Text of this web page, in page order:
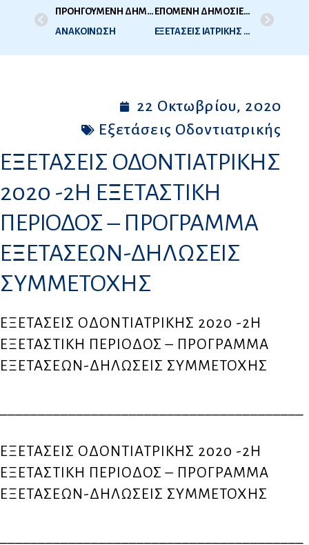
ΠΡΟΗΓΟΥΜΕΝΗ ΔΗΜΟΣΙΕΥΣΗ
ΑΝΑΚΟΙΝΩΣΗ
ΕΠΟΜΕΝΗ ΔΗΜΟΣΙΕΥΣΗ
ΕΞΕΤΑΣΕΙΣ ΙΑΤΡΙΚΗΣ 2020 -2Η ΕΞΕΤΑΣΤΙΚΗ ΠΕΡΙΟΔΟΣ ΠΡΟΓΡΑΜΜΑ ΕΞΕΤΑΣΕΩΝ- ΔΗΛΩΣΕΙΣ ΣΥΜΜΕΤΟΧΗΣ
22 Οκτωβρίου, 2020
Εξετάσεις Οδοντιατρικής
ΕΞΕΤΑΣΕΙΣ ΟΔΟΝΤΙΑΤΡΙΚΗΣ
2020 -2Η ΕΞΕΤΑΣΤΙΚΗ
ΠΕΡΙΟΔΟΣ – ΠΡΟΓΡΑΜΜΑ
ΕΞΕΤΑΣΕΩΝ-ΔΗΛΩΣΕΙΣ
ΣΥΜΜΕΤΟΧΗΣ
ΕΞΕΤΑΣΕΙΣ ΟΔΟΝΤΙΑΤΡΙΚΗΣ 2020 -2Η
ΕΞΕΤΑΣΤΙΚΗ ΠΕΡΙΟΔΟΣ – ΠΡΟΓΡΑΜΜΑ
ΕΞΕΤΑΣΕΩΝ-ΔΗΛΩΣΕΙΣ ΣΥΜΜΕΤΟΧΗΣ
ΕΞΕΤΑΣΕΙΣ ΟΔΟΝΤΙΑΤΡΙΚΗΣ 2020 -2Η
ΕΞΕΤΑΣΤΙΚΗ ΠΕΡΙΟΔΟΣ – ΠΡΟΓΡΑΜΜΑ
ΕΞΕΤΑΣΕΩΝ-ΔΗΛΩΣΕΙΣ ΣΥΜΜΕΤΟΧΗΣ